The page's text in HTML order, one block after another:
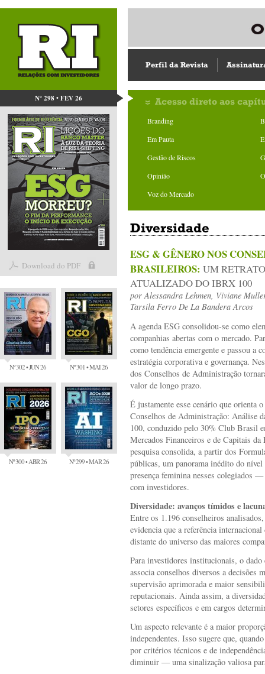
Nº 298 • FEV 26
Download do PDF
Nº 302 • JUN 26 Nº 301 • MAI 26
Nº 300 • ABR 26 Nº 299 • MAR 26
Perfil da Revista
Acesso direto aos
Branding
Em Pauta
Gestão de Riscos
Opinião
Voz do Mercado
Diversidade
ESG & GÊNERO NOS
BRASILEIROS: UM RETRATO
ATUALIZADO DO IBRX 100
porAlessandra Lehmen, Viviane
Tarsila Ferro De La Bandera Arcos
A agenda ESG consolidou-se como
companhias abertas com o mercado.
como tendência emergente e passou a
estratégia corporativa e governança.
dos Conselhos de Administração
valor de longo prazo.
É justamente esse cenário que orienta
Conselhos de Administração: Análise
100, conduzido pelo 30% Club Brasil
Mercados Financeiros e de Capitais
pesquisa consolida, a partir dos
públicas, um panorama inédito do
presença feminina nesses colegiados
com investidores.
Diversidade: avanços tímidos e
Entre os 1.196 conselheiros
evidencia que a referência
distante do universo das maiores
Para investidores institucionais, o
associa conselhos diversos a decisões
supervisão aprimorada e maior
reputacionais. Ainda assim, a
setores específicos e em cargos
Um aspecto relevante é a maior
independentes. Isso sugere que,
por critérios técnicos e de
diminuir — uma sinalização valiosa